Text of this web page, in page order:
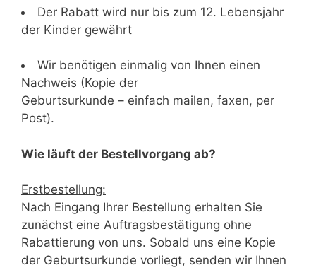
Der Rabatt wird nur bis zum 12. Lebensjahr
der Kinder gewährt
Wir benötigen einmalig von Ihnen einen
Nachweis (Kopie der
Geburtsurkunde – einfach mailen, faxen, per
Post).
Wie läuft der Bestellvorgang ab?
Erstbestellung:
Nach Eingang Ihrer Bestellung erhalten Sie
zunächst eine Auftragsbestätigung ohne
Rabattierung von uns. Sobald uns eine Kopie
der Geburtsurkunde vorliegt, senden wir Ihnen